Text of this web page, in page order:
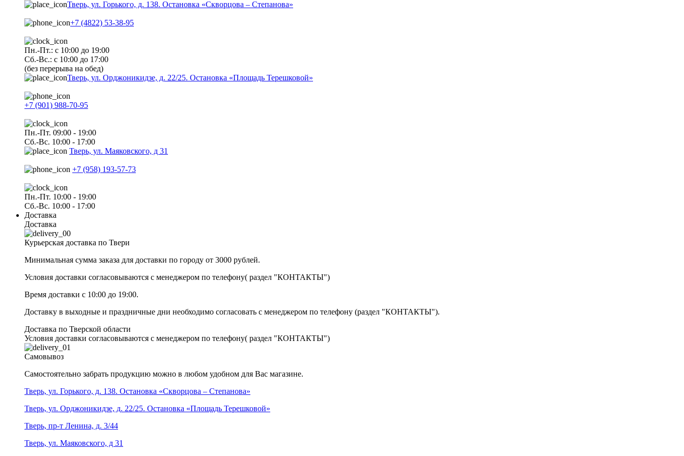
Тверь, ул. Горького, д. 138. Остановка «Скворцова – Степанова»
+7 (4822) 53-38-95
Пн.-Пт.: с 10:00 до 19:00
Сб.-Вс.: с 10:00 до 17:00
(без перерыва на обед)
Тверь, ул. Орджоникидзе, д. 22/25. Остановка «Площадь Терешковой»
+7 (901) 988-70-95
Пн.-Пт. 09:00 - 19:00
Сб.-Вс. 10:00 - 17:00
Тверь, ул. Маяковского, д 31
+7 (958) 193-57-73
Пн.-Пт. 10:00 - 19:00
Сб.-Вс. 10:00 - 17:00
Доставка
Доставка
Курьерская доставка по Твери
Минимальная сумма заказа для доставки по городу от 3000 рублей.
Условия доставки согласовываются с менеджером по телефону( раздел "КОНТАКТЫ")
Время доставки с 10:00 до 19:00.
Доставку в выходные и праздничные дни необходимо согласовать с менеджером по телефону (раздел "КОНТАКТЫ").
Доставка по Тверской области
Условия доставки согласовываются с менеджером по телефону( раздел "КОНТАКТЫ")
Самовывоз
Самостоятельно забрать продукцию можно в любом удобном для Вас магазине.
Тверь, ул. Горького, д. 138. Остановка «Скворцова – Степанова»
Тверь, ул. Орджоникидзе, д. 22/25. Остановка «Площадь Терешковой»
Тверь, пр-т Ленина, д. 3/44
Тверь, ул. Маяковского, д 31